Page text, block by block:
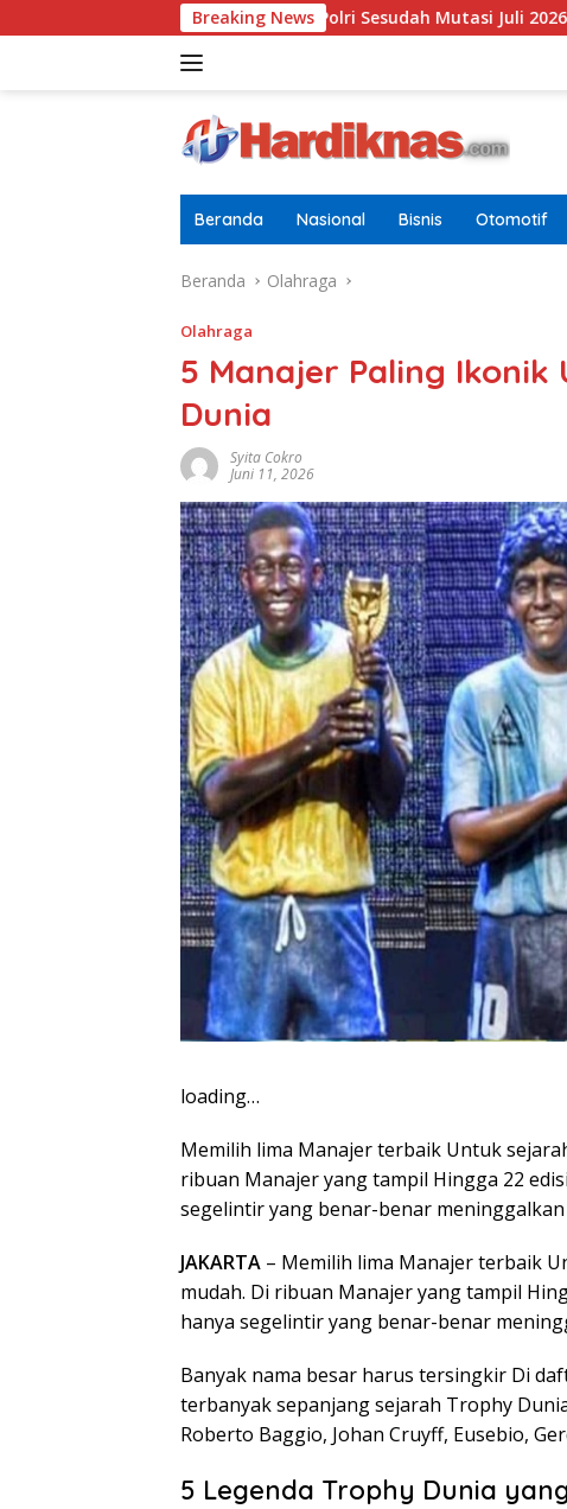
ke
Breaking News
Di Pusdokkes Polri Sesudah Mutasi Juli 2026 AS-China
Beranda Nasional Bisnis Otomotif
Beranda Olahraga
Olahraga
5 Manajer Paling
Dunia
Syita Cokro
Juni 11, 2026
loading…
Memilih lima Manajer terbaik Untuk
ribuan Manajer yang tampil Hingga 22
segelintir yang benar-benar meninggalkan
JAKARTA – Memilih lima Manajer terbaik
mudah. Di ribuan Manajer yang tampil
hanya segelintir yang benar-benar
Banyak nama besar harus tersingkir Di
terbanyak sepanjang sejarah Trophy
Roberto Baggio, Johan Cruyff, Eusebio,
5 Legenda Trophy Dunia